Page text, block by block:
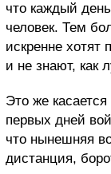
что каждый
человек. Тем
искренне
и не знают, как
Это же
первых дней
что нынешняя
дистанция,